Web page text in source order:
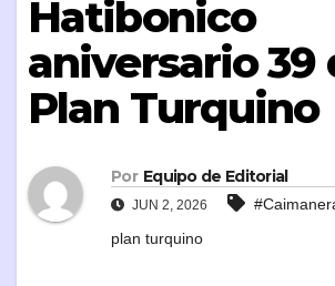
Hatibonico
aniversario 39
Plan Turquino
Por Equipo de Editorial
JUN 2, 2026
plan turquino